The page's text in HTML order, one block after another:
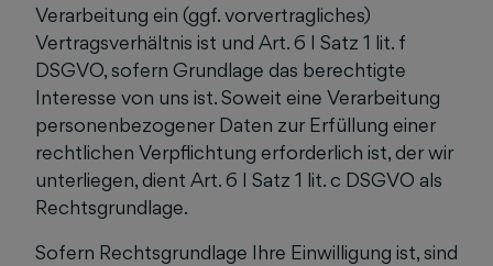
Verarbeitung ein (ggf. vorvertragliches)
Vertragsverhältnis ist und Art. 6 I Satz 1 lit. f
DSGVO, sofern Grundlage das berechtigte
Interesse von uns ist. Soweit eine Verarbeitung
personenbezogener Daten zur Erfüllung einer
rechtlichen Verpflichtung erforderlich ist, der wir
unterliegen, dient Art. 6 I Satz 1 lit. c DSGVO als
Rechtsgrundlage.
Sofern Rechtsgrundlage Ihre Einwilligung ist, sind